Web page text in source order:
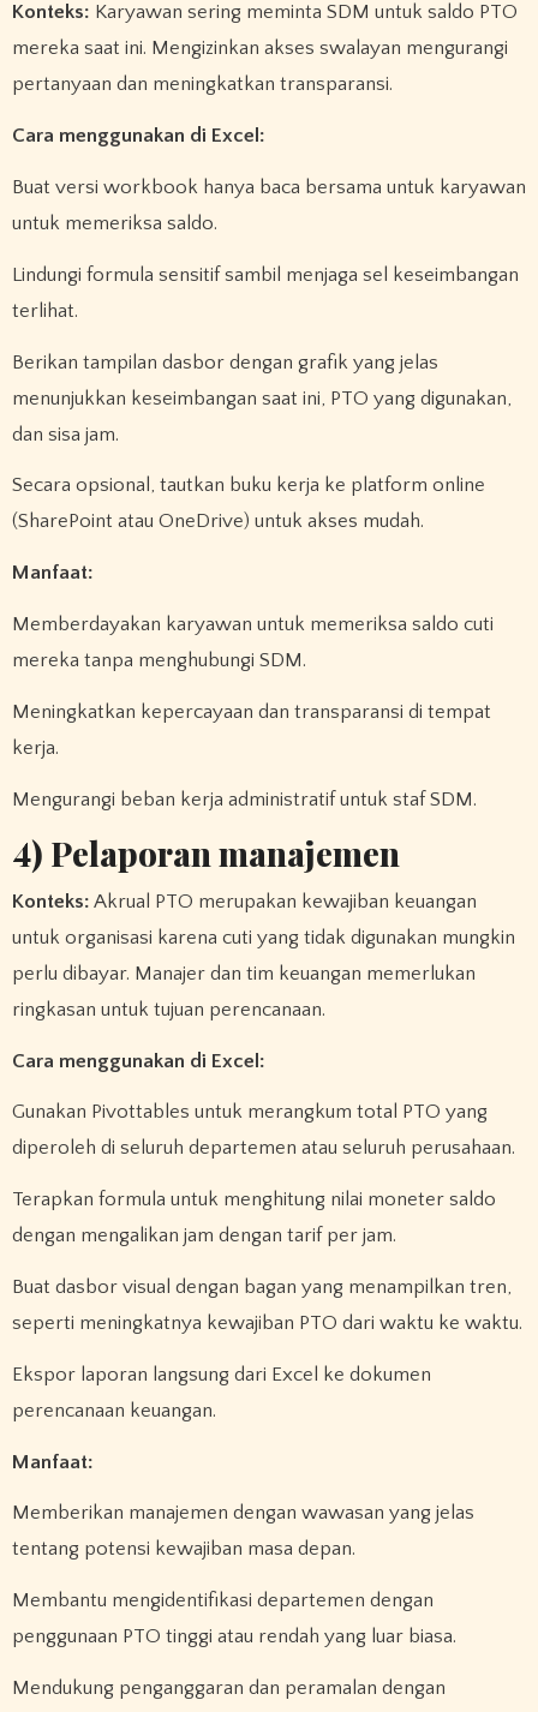
Konteks: Karyawan sering meminta SDM untuk saldo PTO
mereka saat ini. Mengizinkan akses swalayan mengurangi
pertanyaan dan meningkatkan transparansi.
Cara menggunakan di Excel:
Buat versi workbook hanya baca bersama untuk karyawan
untuk memeriksa saldo.
Lindungi formula sensitif sambil menjaga sel keseimbangan
terlihat.
Berikan tampilan dasbor dengan grafik yang jelas
menunjukkan keseimbangan saat ini, PTO yang digunakan,
dan sisa jam.
Secara opsional, tautkan buku kerja ke platform online
(SharePoint atau OneDrive) untuk akses mudah.
Manfaat:
Memberdayakan karyawan untuk memeriksa saldo cuti
mereka tanpa menghubungi SDM.
Meningkatkan kepercayaan dan transparansi di tempat
kerja.
Mengurangi beban kerja administratif untuk staf SDM.
4) Pelaporan manajemen
Konteks: Akrual PTO merupakan kewajiban keuangan
untuk organisasi karena cuti yang tidak digunakan mungkin
perlu dibayar. Manajer dan tim keuangan memerlukan
ringkasan untuk tujuan perencanaan.
Cara menggunakan di Excel:
Gunakan Pivottables untuk merangkum total PTO yang
diperoleh di seluruh departemen atau seluruh perusahaan.
Terapkan formula untuk menghitung nilai moneter saldo
dengan mengalikan jam dengan tarif per jam.
Buat dasbor visual dengan bagan yang menampilkan tren,
seperti meningkatnya kewajiban PTO dari waktu ke waktu.
Ekspor laporan langsung dari Excel ke dokumen
perencanaan keuangan.
Manfaat:
Memberikan manajemen dengan wawasan yang jelas
tentang potensi kewajiban masa depan.
Membantu mengidentifikasi departemen dengan
penggunaan PTO tinggi atau rendah yang luar biasa.
Mendukung penganggaran dan peramalan dengan